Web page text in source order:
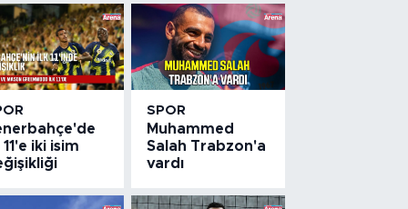
11'e iki isim
SPOR
Muhammed
Salah Trabzon'a
vardı